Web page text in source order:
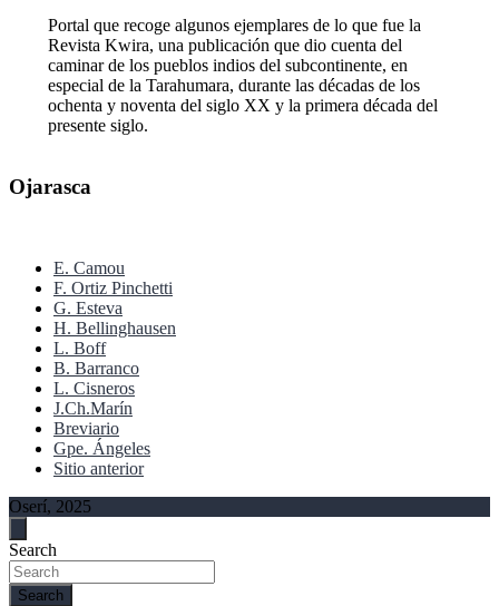
Portal que recoge algunos ejemplares de lo que fue la
Revista Kwira, una publicación que dio cuenta del
caminar de los pueblos indios del subcontinente, en
especial de la Tarahumara, durante las décadas de los
ochenta y noventa del siglo XX y la primera década del
presente siglo.
Ojarasca
E. Camou
F. Ortiz Pinchetti
G. Esteva
H. Bellinghausen
L. Boff
B. Barranco
L. Cisneros
J.Ch.Marín
Breviario
Gpe. Ángeles
Sitio anterior
Oserí, 2025
Search
Search